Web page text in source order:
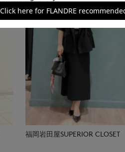
福岡岩田屋SUPERIOR CLOSET